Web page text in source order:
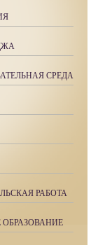
СРЕДА
РАБОТА